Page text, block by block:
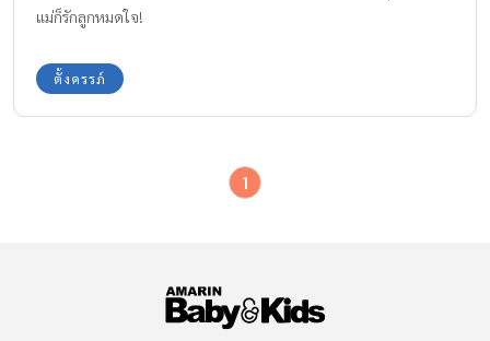
แม่ก็รักลูกหมดใจ!
ตั้งครรภ์
1